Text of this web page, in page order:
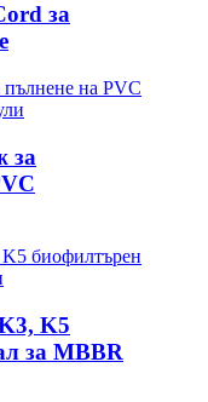
за
за
K5
за MBBR